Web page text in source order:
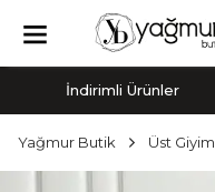
İndirimli Ürünler
Yağmur Butik Üst Giyim